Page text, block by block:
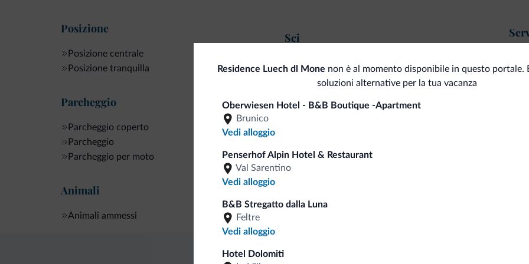
Posizione
Posizione centrale
Posizione tranquilla
Parcheggio
Parcheggio coperto
Parcheggio
Parcheggio per moto
Animali
Animali ammessi
Sci
Piste da sci/impianti
Deposito sci
Skibus gratuito
Sport e attività
Percorsi trekking
Residence Luech dl Mone non è al momento disponibile in questo portale.
soluzioni alternative per la tua vacanza
Oberwiesen Hotel - B&B Boutique -Apartment
Brunico
Vedi alloggio
Penserhof Alpin Hotel & Restaurant
Val Sarentino
Vedi alloggio
B&B Stregatto dalla Luna
Feltre
Vedi alloggio
Hotel Dolomiti